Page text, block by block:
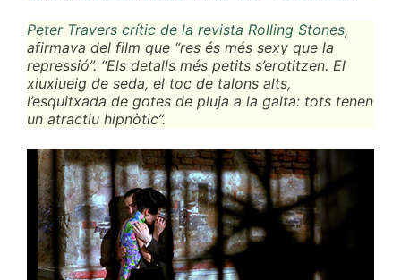
Peter Travers crític de la revista Rolling Stones,
afirmava del film que “res és més sexy que la
repressió”. “Els detalls més petits s’erotitzen. El
xiuxiueig de seda, el toc de talons alts,
l’esquitxada de gotes de pluja a la galta: tots tenen
un atractiu hipnòtic”.